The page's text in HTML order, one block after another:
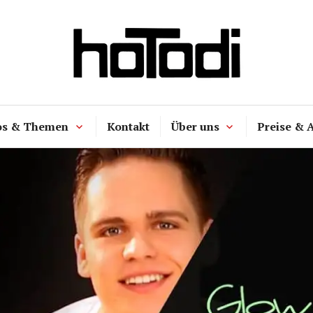
hoTodi
& Themen Kontakt Über uns Preise &